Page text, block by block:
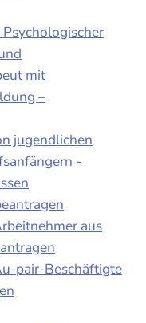
mit
–
jugendlichen
-
aus
pair-Beschäftigte